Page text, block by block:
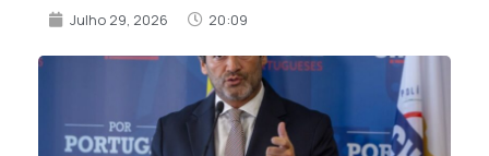
Julho 29, 2026 20:09